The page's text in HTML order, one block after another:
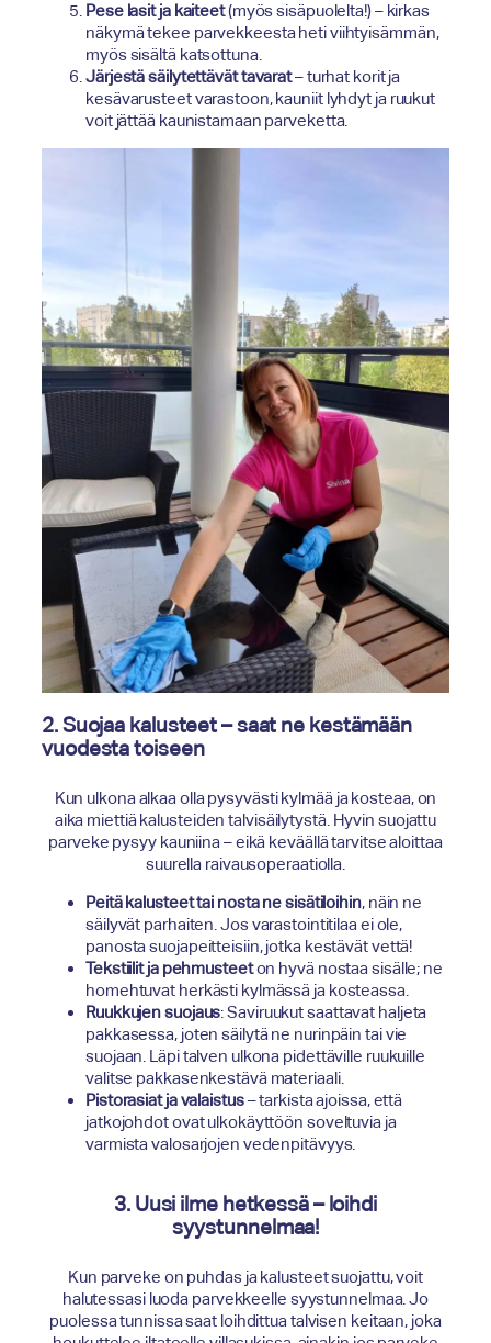
Pese lasit ja kaiteet(myös sisäpuolelta!) – kirkas
näkymä tekee parvekkeesta heti viihtyisämmän,
myös sisältä katsottuna.
Järjestä säilytettävät tavarat– turhat korit ja
kesävarusteet varastoon, kauniit lyhdyt ja ruukut
voit jättää kaunistamaan parveketta.
2. Suojaa kalusteet – saat ne kestämään
vuodesta toiseen
Kun ulkona alkaa olla pysyvästi kylmää ja kosteaa, on
aika miettiä kalusteiden talvisäilytystä. Hyvin suojattu
parveke pysyy kauniina – eikä keväällä tarvitse aloittaa
suurella raivausoperaatiolla.
Peitä kalusteet tai nosta ne sisätiloihin, näin ne
säilyvät parhaiten. Jos varastointitilaa ei ole,
panosta suojapeitteisiin, jotka kestävät vettä!
Tekstiilit ja pehmusteeton hyvä nostaa sisälle; ne
homehtuvat herkästi kylmässä ja kosteassa.
Ruukkujen suojaus: Saviruukut saattavat haljeta
pakkasessa, joten säilytä ne nurinpäin tai vie
suojaan. Läpi talven ulkona pidettäville ruukuille
valitse pakkasenkestävä materiaali.
Pistorasiat ja valaistus– tarkista ajoissa, että
jatkojohdot ovat ulkokäyttöön soveltuvia ja
varmista valosarjojen vedenpitävyys.
3. Uusi ilme hetkessä – loihdi
syystunnelmaa!
Kun parveke on puhdas ja kalusteet suojattu, voit
halutessasi luoda parvekkeelle syystunnelmaa. Jo
puolessa tunnissa saat loihdittua talvisen keitaan, joka